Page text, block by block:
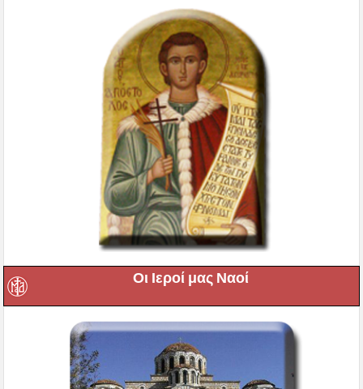
Οι Ιεροί μας Ναοί